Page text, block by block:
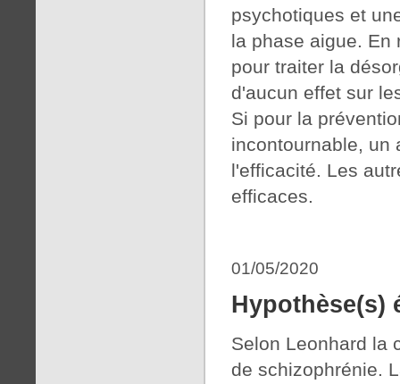
psychotiques et
la phase aigue. En
pour traiter la
d'aucun effet sur
Si pour la
incontournable, un
l'efficacité. Les
efficaces.
01/05/2020
Hypothèse(s)
Selon Leonhard la
de schizophrénie.